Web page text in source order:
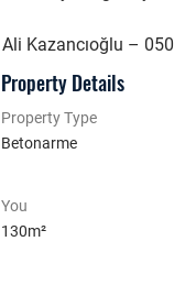
Ali Kazancıoğlu –
Property Details
Property Type
Betonarme
You
130m²